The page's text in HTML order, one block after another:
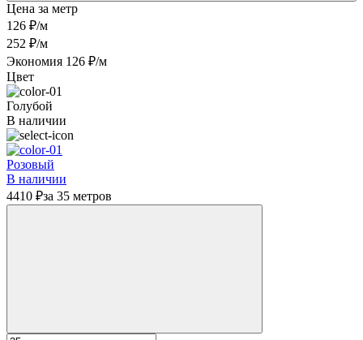
Цена за метр
126 ₽/м
252 ₽/м
Экономия 126 ₽/м
Цвет
Голубой
В наличии
Розовый
В наличии
4410 ₽за 35 метров